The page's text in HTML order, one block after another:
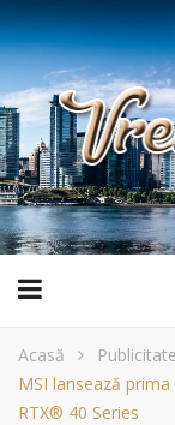
Acasă
Publicitate
MSI lansează
RTX® 40 Series